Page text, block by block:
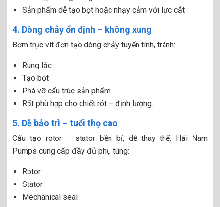
Sản phẩm dễ tạo bọt hoặc nhạy cảm với lực cắt
4. Dòng chảy ổn định – không xung
Bơm trục vít đơn tạo dòng chảy tuyến tính, tránh:
Rung lắc
Tạo bọt
Phá vỡ cấu trúc sản phẩm
Rất phù hợp cho chiết rót – định lượng.
5. Dễ bảo trì – tuổi thọ cao
Cấu tạo rotor – stator bền bỉ, dễ thay thế. Hải Nam
Pumps cung cấp đầy đủ phụ tùng:
Rotor
Stator
Mechanical seal